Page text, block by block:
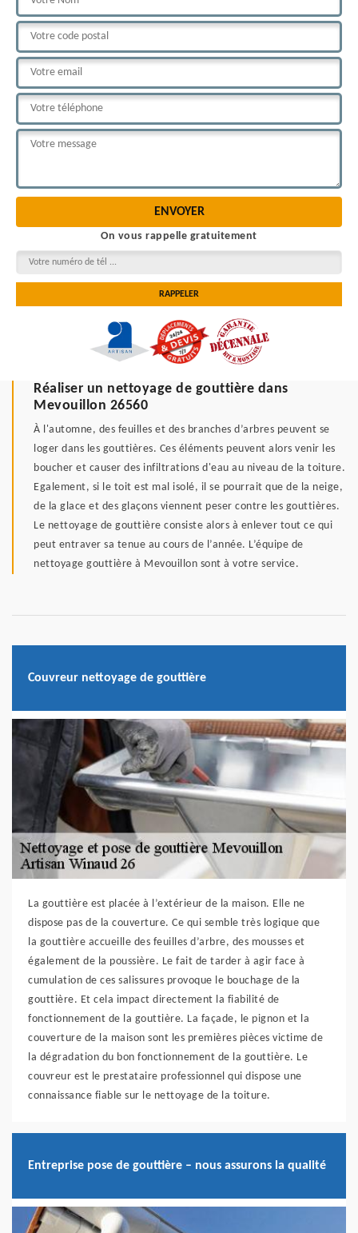
On vous rappelle gratuitement
Réaliser un nettoyage de gouttière dans
Mevouillon 26560
À l'automne, des feuilles et des branches d’arbres peuvent se
loger dans les gouttières. Ces éléments peuvent alors venir les
boucher et causer des infiltrations d'eau au niveau de la toiture.
Egalement, si le toit est mal isolé, il se pourrait que de la neige,
de la glace et des glaçons viennent peser contre les gouttières.
Le nettoyage de gouttière consiste alors à enlever tout ce qui
peut entraver sa tenue au cours de l’année. L’équipe de
nettoyage gouttière à Mevouillon sont à votre service.
Couvreur nettoyage de gouttière
La gouttière est placée à l’extérieur de la maison. Elle ne
dispose pas de la couverture. Ce qui semble très logique que
la gouttière accueille des feuilles d’arbre, des mousses et
également de la poussière. Le fait de tarder à agir face à
cumulation de ces salissures provoque le bouchage de la
gouttière. Et cela impact directement la fiabilité de
fonctionnement de la gouttière. La façade, le pignon et la
couverture de la maison sont les premières pièces victime de
la dégradation du bon fonctionnement de la gouttière. Le
couvreur est le prestataire professionnel qui dispose une
connaissance fiable sur le nettoyage de la toiture.
Entreprise pose de gouttière – nous assurons la qualité